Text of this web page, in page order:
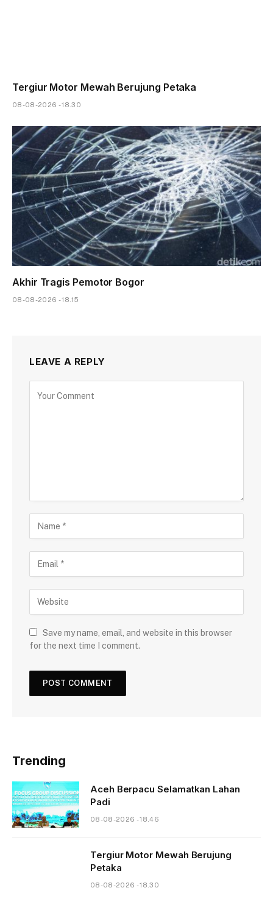
Tergiur Motor Mewah Berujung Petaka
08-08-2026 - 18.30
Akhir Tragis Pemotor Bogor
08-08-2026 - 18.15
LEAVE A REPLY
Save my name, email, and website in this browser
for the next time I comment.
Trending
Aceh Berpacu Selamatkan Lahan
Padi
08-08-2026 - 18.46
Tergiur Motor Mewah Berujung
Petaka
08-08-2026 - 18.30